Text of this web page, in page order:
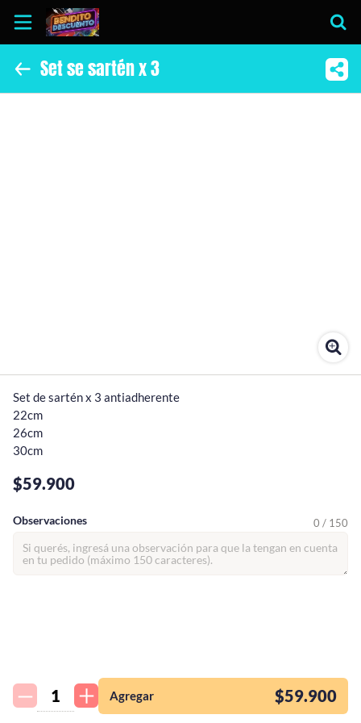
Inicio
tienda así para mi
emprendimiento!
Set se sartén x 3
Set de sartén x 3 antiadherente
22cm
26cm
30cm
$59.900
Observaciones 0 / 150
Agregar $59.900